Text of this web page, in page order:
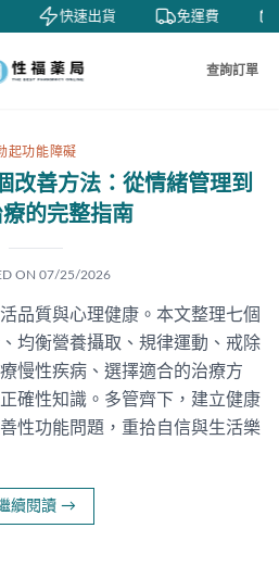
快速出貨 免運費
查詢訂單
起功能障礙
改善方法：從情緒管理到
的完整指南
ON 07/25/2026
品質與心理健康。本文整理七個
均衡營養攝取、規律運動、戒除
慢性疾病、選擇適合的治療方
確性知識。多管齊下，建立健康
性功能問題，重拾自信與生活樂
續閱讀 →